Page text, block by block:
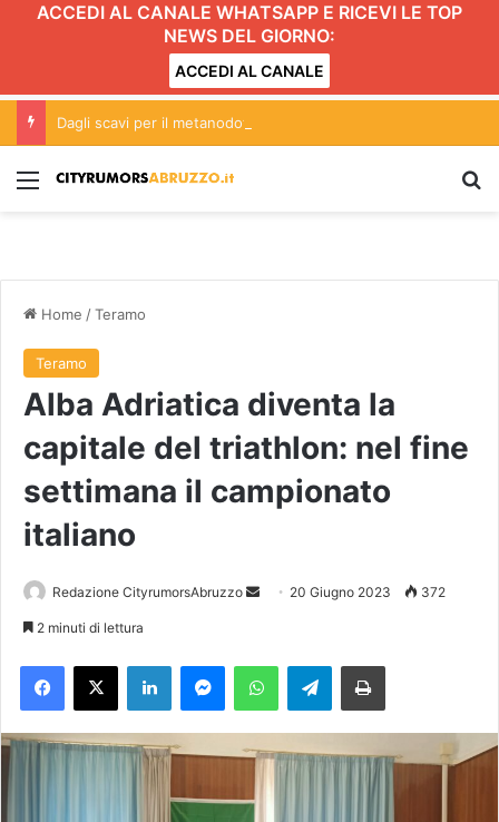
ACCEDI AL CANALE WHATSAPP E RICEVI LE TOP
NEWS DEL GIORNO:
ACCEDI AL CANALE
Menu
Home /Teramo
Teramo
Alba Adriatica diventa la
capitale del triathlon: nel fine
settimana il campionato
italiano
Redazione CityrumorsAbruzzo
a
n
20 Giugno 2023 372
2 minuti di lettura
Telegram